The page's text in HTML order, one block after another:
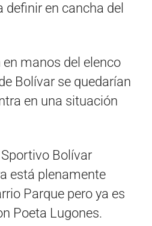
definir en cancha del
manos del elenco
Bolívar se quedarían
en una situación
Bolívar
está plenamente
Parque pero ya es
Poeta Lugones.